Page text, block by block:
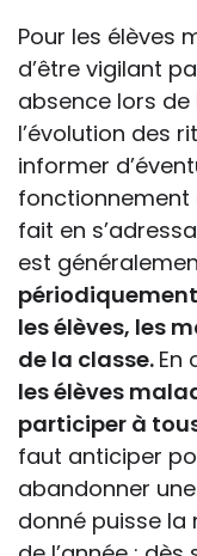
Pour les élèves
d’être vigilant
absence lors
l’évolution des
informer
fonctionnement
fait en
est
les élèves, les
de la classe. En
les élèves
participer à
faut anticiper
abandonner
donné puisse